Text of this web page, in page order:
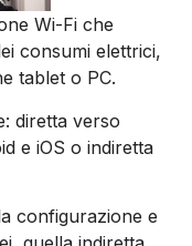
Wi-Fi che
consumi elettrici,
tablet o PC.
diretta verso
e iOS o indiretta
configurazione e